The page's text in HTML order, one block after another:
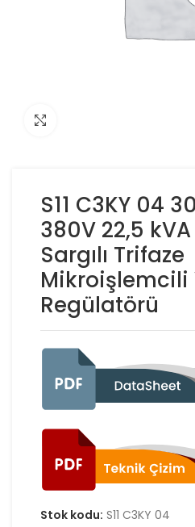
S11 C3KY 04
380V 22,5 kVA
Sargılı Trifaze
Mikroişlemcili
Regülatörü
Stok kodu: S11 C3KY 04